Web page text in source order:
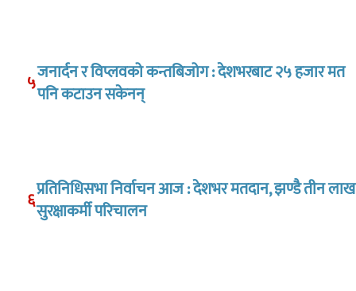
५जनार्दन र विप्लवको कन्तबिजोग : देशभरबाट २५ हजार मत
पनि कटाउन सकेनन्
६प्रतिनिधिसभा निर्वाचन आज : देशभर मतदान, झण्डै तीन लाख
सुरक्षाकर्मी परिचालन